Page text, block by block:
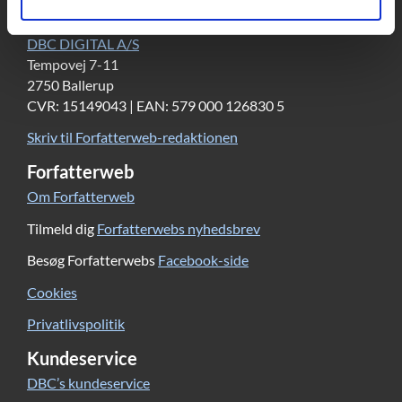
Kontakt
DBC DIGITAL A/S
Tempovej 7-11
2750 Ballerup
CVR: 15149043 | EAN: 579 000 126830 5
Skriv til Forfatterweb-redaktionen
Forfatterweb
Om Forfatterweb
Tilmeld dig Forfatterwebs nyhedsbrev
Besøg Forfatterwebs Facebook-side
Cookies
Privatlivspolitik
Kundeservice
DBC’s kundeservice